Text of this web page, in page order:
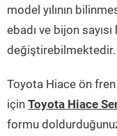
model yılının
ebadı ve bijon
değiştirebilmektedir.
Toyota Hiace ön
için Toyota Hiace
formu